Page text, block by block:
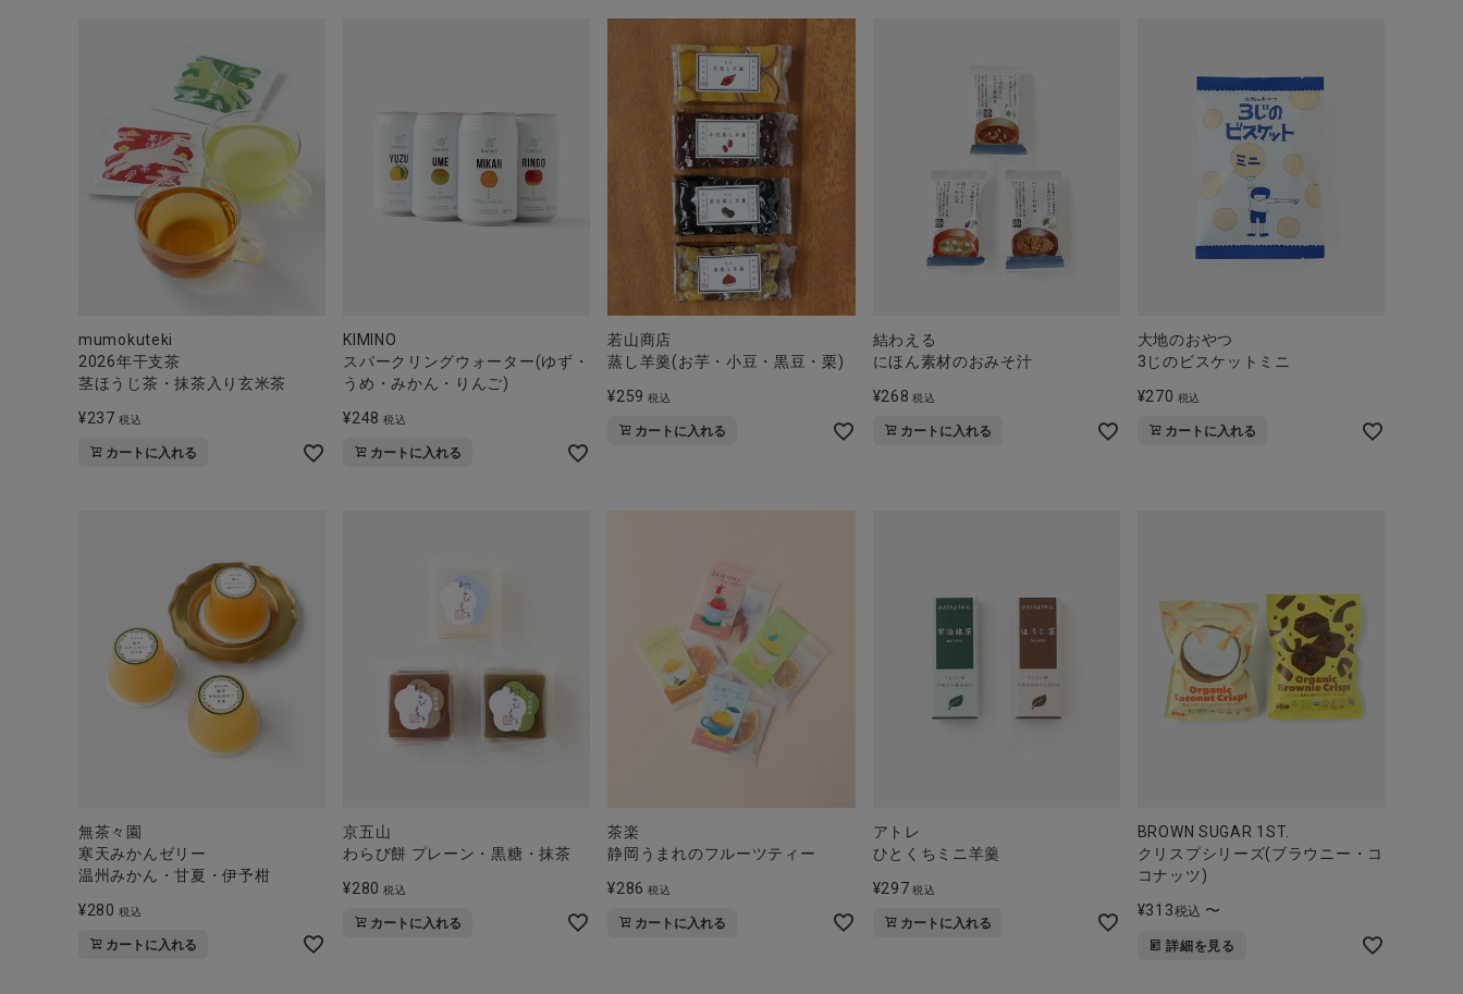
mumokuteki
2026年干支茶
茎ほうじ茶・抹茶入り玄米茶
¥237 税込
カートに入れる
KIMINO
スパークリングウォーター(ゆず・
うめ・みかん・りんご)
¥248 税込
カートに入れる
若山商店
蒸し羊羹(お芋・小豆・黒豆・栗)
¥259 税込
カートに入れる
結わえる
にほん素材のおみそ汁
¥268 税込
カートに入れる
大地のおやつ
3じのビスケットミニ
¥270 税込
カートに入れる
無茶々園
寒天みかんゼリー
温州みかん・甘夏・伊予柑
¥280 税込
カートに入れる
京五山
わらび餅 プレーン・黒糖・抹茶
¥280 税込
カートに入れる
茶楽
静岡うまれのフルーツティー
¥286 税込
カートに入れる
アトレ
ひとくちミニ羊羹
¥297 税込
カートに入れる
BROWN SUGAR 1ST.
クリスプシリーズ(ブラウニー・コ
コナッツ)
¥313税込 〜
詳細を見る